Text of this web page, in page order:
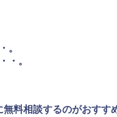
。
・。
料相談するのがおすす